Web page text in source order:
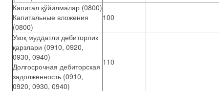
Капитал қўйилмалар (0800)
Капитальные вложения
(0800)
100
Узоқ муддатли дебиторлик
қарзлари (0910, 0920,
0930, 0940)
Долгосрочная дебиторская
задолженность (0910,
0920, 0930, 0940)
110